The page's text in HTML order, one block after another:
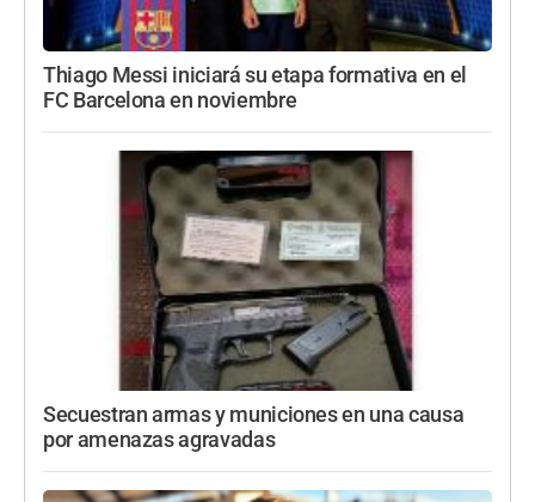
Thiago Messi iniciará su etapa formativa en el
FC Barcelona en noviembre
Secuestran armas y municiones en una causa
por amenazas agravadas